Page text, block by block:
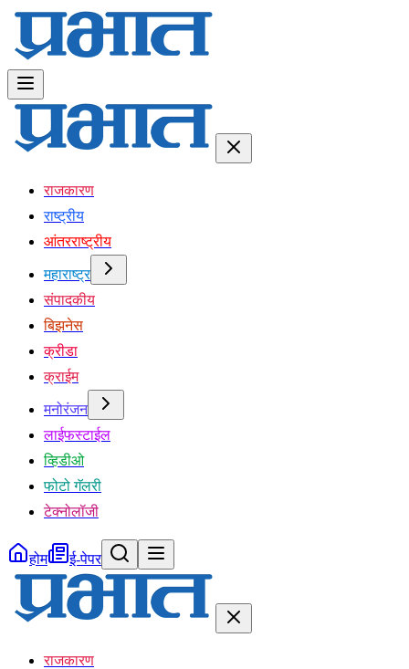
राजकारण
राष्ट्रीय
आंतरराष्ट्रीय
महाराष्ट्र
संपादकीय
बिझनेस
क्रीडा
क्राईम
मनोरंजन
लाईफस्टाईल
व्हिडीओ
फोटो गॅलरी
टेक्नोलॉजी
होम ई-पेपर
राजकारण